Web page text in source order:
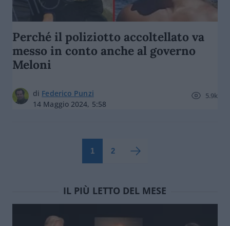
Perché il poliziotto accoltellato va
messo in conto anche al governo
Meloni
di Federico Punzi
14 Maggio 2024, 5:58
5.9k
1 2
IL PIÙ LETTO DEL MESE